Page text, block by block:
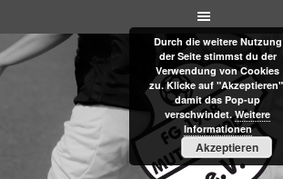
to
content
Durch die weitere Nutzung
der Seite stimmst du der
Verwendung von Cookies
zu. Klicke auf
damit das Pop-up
verschwindet.Weitere
Informationen
Akzeptieren